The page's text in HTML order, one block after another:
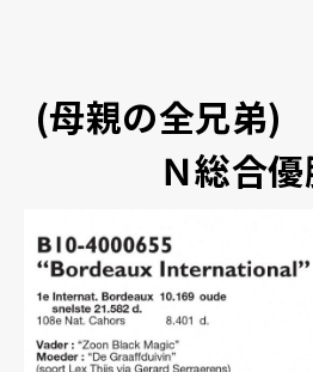
(母親の全兄弟)
Ｎ総合